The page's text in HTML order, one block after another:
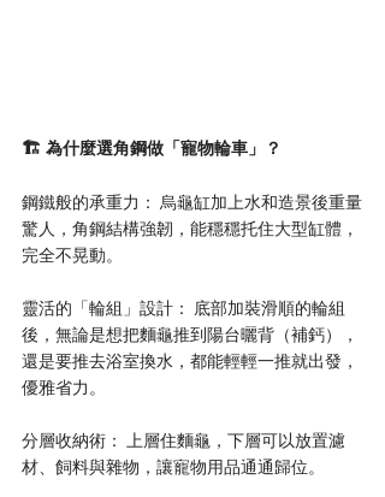
🏗️ 為什麼選角鋼做「寵物輪車」？
鋼鐵般的承重力： 烏龜缸加上水和造景後重量
驚人，角鋼結構強韌，能穩穩托住大型缸體，
完全不晃動。
靈活的「輪組」設計： 底部加裝滑順的輪組
後，無論是想把麵龜推到陽台曬背（補鈣），
還是要推去浴室換水，都能輕輕一推就出發，
優雅省力。
分層收納術： 上層住麵龜，下層可以放置濾
材、飼料與雜物，讓寵物用品通通歸位。